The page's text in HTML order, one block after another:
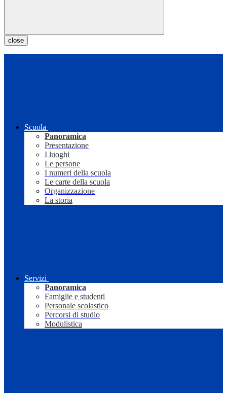
close
Scuola
Panoramica
Presentazione
I luoghi
Le persone
I numeri della scuola
Le carte della scuola
Organizzazione
La storia
Servizi
Panoramica
Famiglie e studenti
Personale scolastico
Percorsi di studio
Modulistica